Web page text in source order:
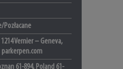
Pozłacane
1214 Vernier – Geneva,
parkerpen.com
61-894, Poland 61-